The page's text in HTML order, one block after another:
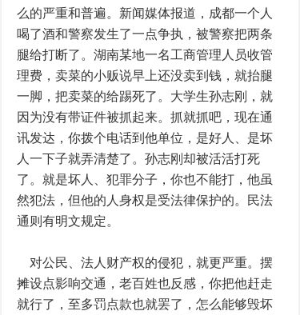
么的严重和普遍。新闻媒体报道，成都一个人
喝了酒和警察发生了一点争执，被警察把两条
腿给打断了。湖南某地一名工商管理人员收管
理费，卖菜的小贩说早上还没卖到钱，就抬腿
一脚，把卖菜的给踢死了。大学生孙志刚，就
因为没有带证件被抓起来。抓就抓吧，现在通
讯发达，你拨个电话到他单位，是好人、是坏
人一下子就弄清楚了。孙志刚却被活活打死
了。就是坏人、犯罪分子，你也不能打，他虽
然犯法，但他的人身权是受法律保护的。民法
通则有明文规定。
对公民、法人财产权的侵犯，就更严重。摆
摊设点影响交通，老百姓也反感，你把他赶走
就行了，至多罚点款也就罢了，怎么能够毁坏